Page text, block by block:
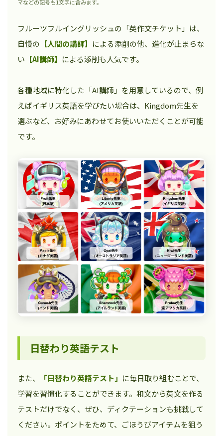
マなどの記号も1文字に含みます。
フルーツフルイングリッシュの「英作文チケット」は、
自慢の 【人間の講師】 による添削の他、進化が止まらな
い 【AI講師】 による添削も人気です。
各種地域に特化した「AI講師」を用意しているので、例
えばイギリス英語を学びたい場合は、Kingdom先生を
選ぶなど、お好みにあわせてお使いいただくことが可能
です。
日替わり英語テスト
また、 「日替わり英語テスト」 に毎日取り組むことで、
学習を習慣化することができます。和文から英文を作る
テストだけでなく、ぜひ、ディクテーションも挑戦して
ください。ポイントをためて、ごほうびアイテムを狙う